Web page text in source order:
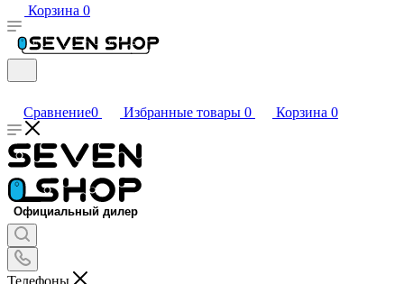
Корзина 0
Сравнение0 Избранные товары 0 Корзина 0
Телефоны